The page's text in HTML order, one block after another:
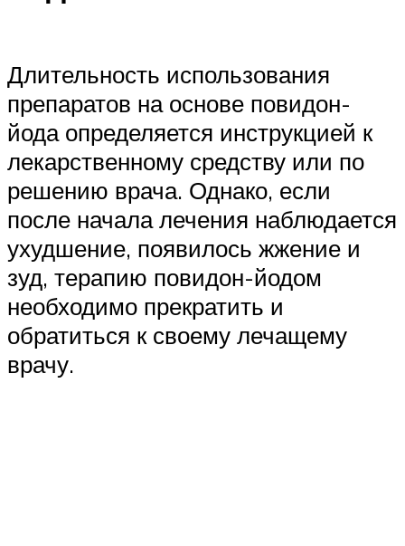
Длительность использования
препаратов на основе повидон-
йода определяется инструкцией к
лекарственному средству или по
решению врача. Однако, если
после начала лечения наблюдается
ухудшение, появилось жжение и
зуд, терапию повидон-йодом
необходимо прекратить и
обратиться к своему лечащему
врачу.